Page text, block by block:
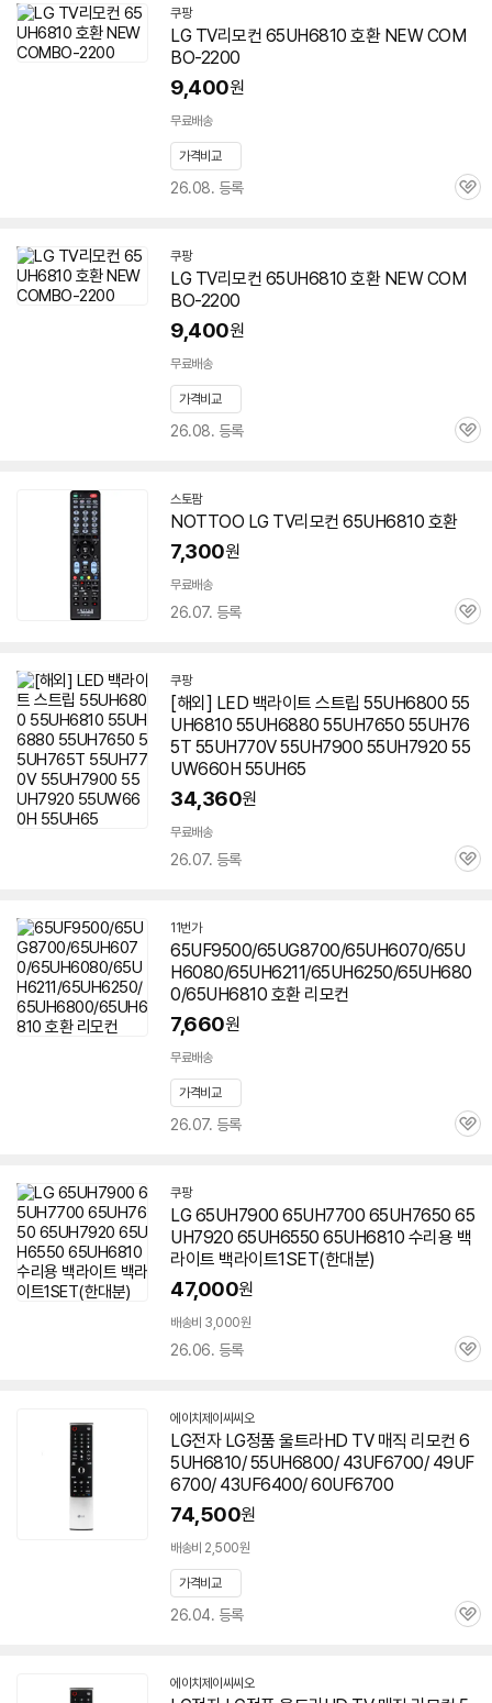
쿠팡
LG TV리모컨 65UH6810 호환 NEW COM
BO-2200
9,400원
무료배송
가격비교
26.08. 등록
관
쿠팡
LG TV리모컨 65UH6810 호환 NEW COM
BO-2200
9,400원
무료배송
가격비교
26.08. 등록
관
스토팜네
버
페
이
NOTTOO LG TV리모컨 65UH6810 호환
7,300원
무료배송
26.07. 등록
관
쿠팡
[해외] LED 백라이트 스트립 55UH6800 55
UH6810 55UH6880 55UH7650 55UH76
5T 55UH770V 55UH7900 55UH7920 55
UW660H 55UH65
34,360원
무료배송
26.07. 등록
관
11번가
65UF9500/65UG8700/65UH6070/65U
H6080/65UH6211/65UH6250/65UH680
0/65UH6810 호환 리모컨
7,660원
무료배송
가격비교
26.07. 등록
관
쿠팡
LG 65UH7900 65UH7700 65UH7650 65
UH7920 65UH6550 65UH6810 수리용 백
라이트 백라이트1SET(한대분)
47,000원
배송비 3,000원
26.06. 등록
관
에이치제이씨씨오네
이
버
페
LG전자 LG정품 울트라HD TV 매직 리모컨 6
5UH6810/ 55UH6800/ 43UF6700/ 49UF
6700/ 43UF6400/ 60UF6700
74,500원
배송비 2,500원
가격비교
26.04. 등록
관
에이치제이씨씨오네